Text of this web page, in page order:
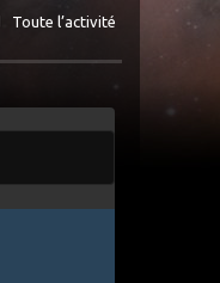
Toute l’activité